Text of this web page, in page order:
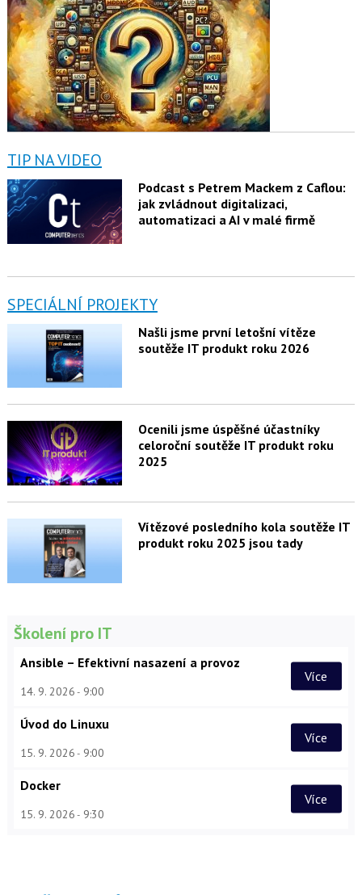
TIP NA VIDEO
Podcast s Petrem Mackem z Caflou:
jak zvládnout digitalizaci,
automatizaci a AI v malé firmě
SPECIÁLNÍ PROJEKTY
Našli jsme první letošní vítěze
soutěže IT produkt roku 2026
Ocenili jsme úspěšné účastníky
celoroční soutěže IT produkt roku
2025
Vítězové posledního kola soutěže IT
produkt roku 2025 jsou tady
Školení pro IT
Ansible – Efektivní nasazení a provoz
14. 9. 2026 9:00
Více
Úvod do Linuxu
15. 9. 2026 9:00
Více
Docker
15. 9. 2026 9:30
Více